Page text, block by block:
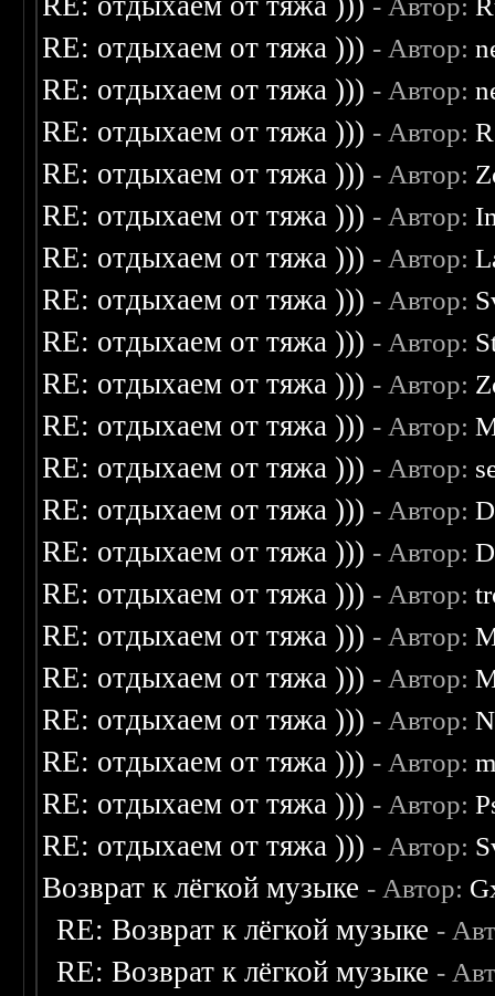
- Автор:
RE: отдыхаем от тяжа ))) - Автор:
RE: отдыхаем от тяжа ))) - Автор:
RE: отдыхаем от тяжа ))) - Автор:
RE: отдыхаем от тяжа ))) - Автор:
RE: отдыхаем от тяжа ))) - Автор:
RE: отдыхаем от тяжа ))) - Автор:
RE: отдыхаем от тяжа ))) - Автор:
RE: отдыхаем от тяжа ))) - Автор:
RE: отдыхаем от тяжа ))) - Автор:
RE: отдыхаем от тяжа ))) - Автор:
RE: отдыхаем от тяжа ))) - Автор:
RE: отдыхаем от тяжа ))) - Автор:
RE: отдыхаем от тяжа ))) - Автор:
RE: отдыхаем от тяжа ))) - Автор:
RE: отдыхаем от тяжа ))) - Автор:
RE: отдыхаем от тяжа ))) - Автор:
RE: отдыхаем от тяжа ))) - Автор:
RE: отдыхаем от тяжа ))) - Автор:
RE: отдыхаем от тяжа ))) - Автор:
RE: отдыхаем от тяжа ))) - Автор:
Возврат к лёгкой музыке - Автор:
RE: Возврат к лёгкой музыке -
RE: Возврат к лёгкой музыке -